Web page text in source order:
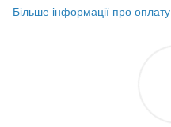
Більше інформації про оплату